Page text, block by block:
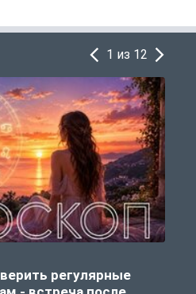
1 из 12
регулярные